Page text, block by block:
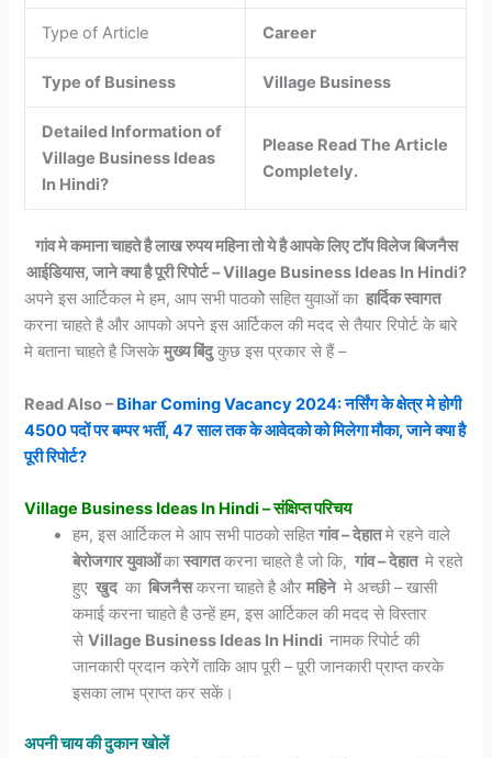
Type of Article Career
Type of Business Village Business
Detailed Information of
Village Business Ideas
In Hindi?
Please Read The Article
Completely.
गांव मे कमाना चाहते है लाख रुपय महिना तो ये है आपके लिए टॉप विलेज बिजनैस
आईडियास, जाने क्या है पूरी रिपोर्ट – Village Business Ideas In Hindi?
अपने इस आर्टिकल मे हम, आप सभी पाठकोे सहित युवाओं का हार्दिक स्वागत
करना चाहते है और आपको अपने इस आर्टिकल की मदद से तैयार रिपोर्ट के बारे
मे बताना चाहते है जिसकेमुख्य बिंदुकुछ इस प्रकार से हैं –
Read Also –Bihar Coming Vacancy 2024: नर्सिंग के क्षेत्र मे होगी
4500 पदों पर बम्पर भर्ती, 47 साल तक के आवेदको को मिलेगा मौका, जाने क्या है
पूरी रिपोर्ट?
Village Business Ideas In Hindi – संक्षिप्त परिचय
हम, इस आर्टिकल मे आप सभी पाठको सहितगांव – देहातमे रहने वाले
बेरोजगार युवाओंकास्वागतकरना चाहते है जो कि, गांव – देहात मे रहते
हुए खुद का बिजनैसकरना चाहते है औरमहिने मे अच्छी – खासी
कमाई करना चाहते है उन्हें हम, इस आर्टिकल की मदद से विस्तार
सेVillage Business Ideas In Hindi नामक रिपोर्ट की
जानकारी प्रदान करेगेें ताकि आप पूरी – पूरी जानकारी प्राप्त करके
इसका लाभ प्राप्त कर सकें।
अपनी चाय की दुकान खोलें